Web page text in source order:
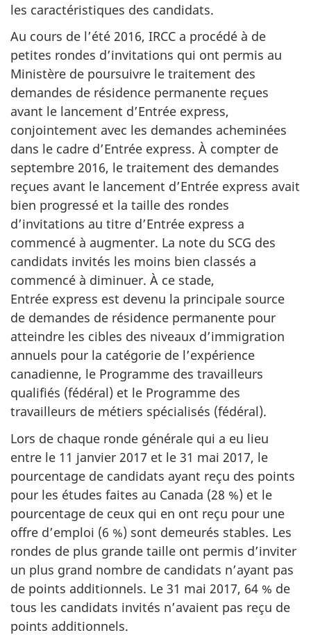
les caractéristiques des candidats.
Au cours de l’été 2016, IRCC a procédé à de
petites rondes d’invitations qui ont permis au
Ministère de poursuivre le traitement des
demandes de résidence permanente reçues
avant le lancement d’Entrée express,
conjointement avec les demandes acheminées
dans le cadre d’Entrée express. À compter de
septembre 2016, le traitement des demandes
reçues avant le lancement d’Entrée express avait
bien progressé et la taille des rondes
d’invitations au titre d’Entrée express a
commencé à augmenter. La note du SCG des
candidats invités les moins bien classés a
commencé à diminuer. À ce stade,
Entrée express est devenu la principale source
de demandes de résidence permanente pour
atteindre les cibles des niveaux d’immigration
annuels pour la catégorie de l’expérience
canadienne, le Programme des travailleurs
qualifiés (fédéral) et le Programme des
travailleurs de métiers spécialisés (fédéral).
Lors de chaque ronde générale qui a eu lieu
entre le 11 janvier 2017 et le 31 mai 2017, le
pourcentage de candidats ayant reçu des points
pour les études faites au Canada (28 %) et le
pourcentage de ceux qui en ont reçu pour une
offre d’emploi (6 %) sont demeurés stables. Les
rondes de plus grande taille ont permis d’inviter
un plus grand nombre de candidats n’ayant pas
de points additionnels. Le 31 mai 2017, 64 % de
tous les candidats invités n’avaient pas reçu de
points additionnels.